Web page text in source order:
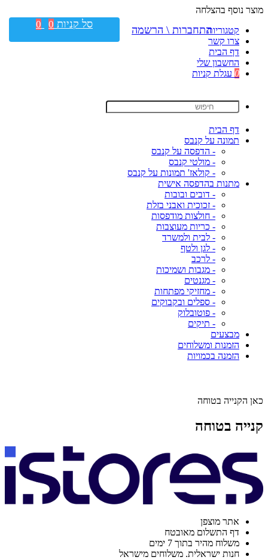
מוצר נוסף בהצלחה
קטגוריות
צרו קשר
דף הבית
החשבון שלי
0 עגלת קניות
דף הבית
תמונה על קנבס
- הדפסה על קנבס
- מולטי קנבס
- קולאז' תמונות על קנבס
מתנות בהדפסה אישית
- דובים ובובות
- זכוכית ואבני בזלת
- חולצות מודפסות
- כריות מעוצבות
- לבית ולמשרד
- לגן ולטף
- לרכב
- מגבות ושמיכות
- מגנטים
- מחזיקי מפתחות
- ספלים ובקבוקים
- פוטובלוק
- תיקים
מבצעים
הזמנות ומשלוחים
הזמנה בכמויות
כאן הקנייה בטוחה
קנייה בטוחה
אתר מוצפן
דף התשלום מאובטח
משלוח מהיר בתוך 7 ימים
חנות ישראלית. משלוחים מישראל
התחברות \ הרשמה סל קניות 0
0